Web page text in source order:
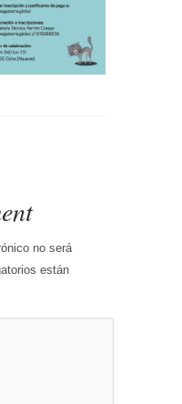
no será
están